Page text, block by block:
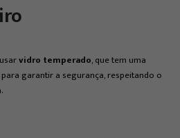
vidro temperado, que tem uma
garantir a segurança, respeitando o